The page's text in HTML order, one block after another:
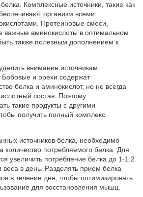
Комплексные источники, такие как
организм всеми
Протеиновые смеси,
важные аминокислоты в оптимальном
также полезным дополнением к
внимание источникам
Бобовые и орехи содержат
белка и аминокислот, но не всегда
состав. Поэтому
такие продукты с другими
получить полный комплекс
источников белка, необходимо
количество потребляемого белка. Для
увеличить потребление белка до 1-1,2
в день. Разделять прием белка
в течение дня, чтобы оптимизировать
для восстановления мышц.